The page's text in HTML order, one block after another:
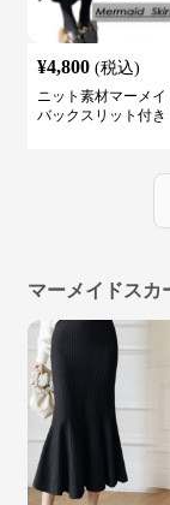
¥4,800 (税込)
ニット素材マーメイ
バックスリット付き
マーメイドスカ